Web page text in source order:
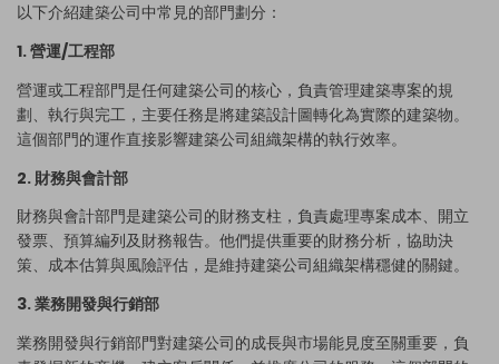
以下介紹建築公司中常見的部門劃分：
1. 營運/工程部
營運或工程部門是任何建築公司的核心，負責管理建築專案的規
劃、執行與完工，主要任務是將建築設計圖轉化為實際的建築物。
這個部門的運作直接影響建築公司組織架構的執行效率。
2. 財務與會計部
財務與會計部門是建築公司的財務支柱，負責處理專案成本、開立
發票、預算編列及財務報告。他們提供重要的財務分析，協助決
策、成本估算與風險評估，是維持建築公司組織架構穩健的關鍵。
3. 業務開發與行銷部
業務開發與行銷部門對建築公司的成長與市場能見度至關重要，負